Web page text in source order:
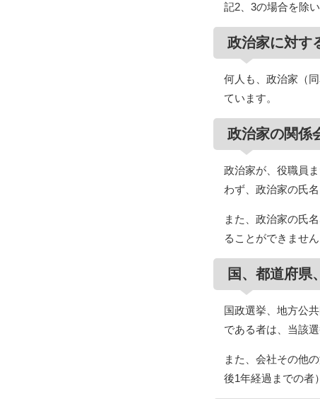
記2、3の場合を除
政治家に対す
何人も、政治家（
ています。
政治家の関係
政治家が、役職員
わず、政治家の氏
また、政治家の氏
ることができません
国、都道府県
国政選挙、地方公
である者は、当該
また、会社その他
後1年経過までの者